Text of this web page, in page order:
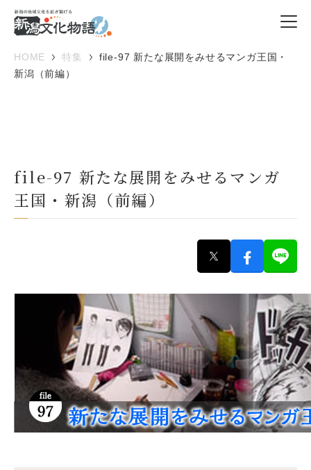
HOME 特集
file-97 新たな展開をみせるマンガ王国・
新潟（前編）
file-97 新たな展開をみせるマンガ
王国・新潟（前編）